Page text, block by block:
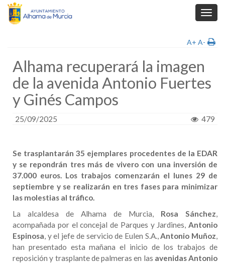
A+ A-
Alhama recuperará la imagen
de la avenida Antonio Fuertes
y Ginés Campos
25/09/2025 479
Se trasplantarán 35 ejemplares procedentes de la EDAR
y se repondrán tres más de vivero con una inversión de
37.000 euros. Los trabajos comenzarán el lunes 29 de
septiembre y se realizarán en tres fases para minimizar
las molestias al tráfico.
La alcaldesa de Alhama de Murcia, Rosa Sánchez,
acompañada por el concejal de Parques y Jardines, Antonio
Espinosa, y el jefe de servicio de Eulen S.A.,Antonio Muñoz,
han presentado esta mañana el inicio de los trabajos de
reposición y trasplante de palmeras en las avenidas Antonio